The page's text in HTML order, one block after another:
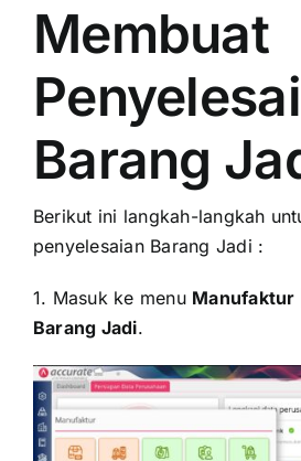
Membuat
Barang
Berikut ini langkah-langkah
penyelesaian Barang Jadi :
1. Masuk ke menu Manufaktur
Barang Jadi.